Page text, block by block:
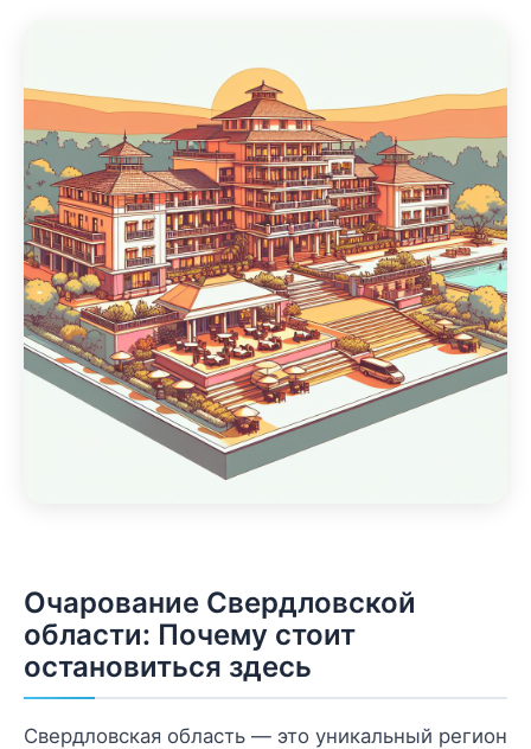
Очарование Свердловской
области: Почему стоит
остановиться здесь
Свердловская область — это уникальный регион